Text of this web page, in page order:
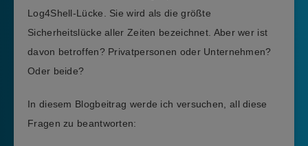
Log4Shell-Lücke. Sie wird als die größte
Sicherheitslücke aller Zeiten bezeichnet. Aber wer ist
davon betroffen? Privatpersonen oder Unternehmen?
Oder beide?
In diesem Blogbeitrag werde ich versuchen, all diese
Fragen zu beantworten: